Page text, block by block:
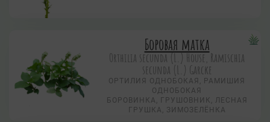
Боровая матка
Orthilia secunda (L.) House, Ramischia
secunda (L.) Garсke
ОРТИЛИЯ ОДНОБОКАЯ, РАМИШИЯ
ОДНОБОКАЯ
БОРОВИНКА, ГРУШОВНИК, ЛЕСНАЯ
ГРУШКА, ЗИМОЗЕЛЁНКА